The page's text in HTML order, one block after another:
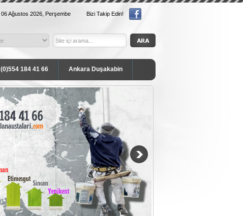
06 Ağustos 2026, Perşembe Bizi Takip Edin!
(0)554 184 41 66 Ankara Duşakabin